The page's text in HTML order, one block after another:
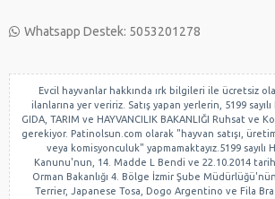
Whatsapp Destek: 5053201278
Evcil hayvanlar hakkında ırk bilgileri ile ücretsiz
ilanlarına yer veririz. Satış yapan yerlerin, 5199
GIDA, TARIM ve HAYVANCILIK BAKANLIĞI Ruhsat ve
gerekiyor. Patinolsun.com olarak "hayvan satışı,
veya komisyonculuk" yapmamaktayız.5199 sayılı
Kanunu'nun, 14. Madde L Bendi ve 22.10.2014 tarihli
Orman Bakanlığı 4. Bölge İzmir Şube Müdürlüğü'nün
Terrier, Japanese Tosa, Dogo Argentino ve Fila